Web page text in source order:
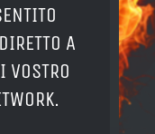
A
VOSTRO